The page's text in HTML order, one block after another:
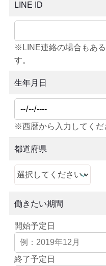
LINE ID
※LINE連絡の場合もあ
す。
生年月日
※西暦から入力してくだ
都道府県
働きたい期間
開始予定日
終了予定日